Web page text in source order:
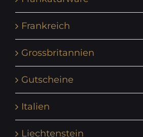
Frankreich
Grossbritannien
Gutscheine
Italien
Liechtenstein